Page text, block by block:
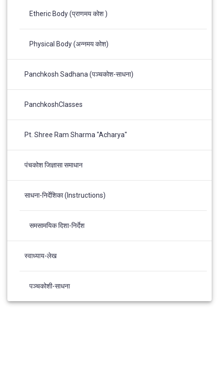
Etheric Body (प्राणमय कोश )
Physical Body (अन्नमय कोश)
Panchkosh Sadhana (पञ्चकोश-साधना)
PanchkoshClasses
Pt. Shree Ram Sharma "Acharya"
पंचकोश जिज्ञासा समाधान
साधना-निर्देशिका (Instructions)
समसामयिक दिशा-निर्देश
स्वाध्याय-लेख
पञ्चकोशी-साधना